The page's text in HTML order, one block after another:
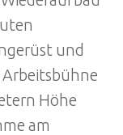
und
Höhe
am